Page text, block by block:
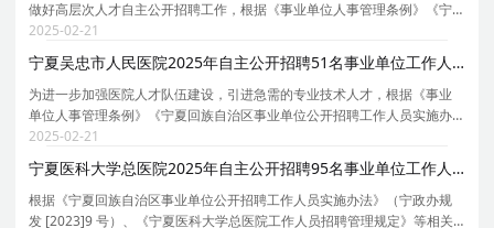
做好高层次人才自主公开招聘工作，根据《事业单位人事管理条例》《宁
夏回族自治区事业单位公开招聘工作人员实施办法》《关于进一步做好全
区事业单位自主公开招聘工作的通知》《医院引进高
2025-02-21
宁夏吴忠市人民医院2025年自主公开招聘51名事业单位工作人员公告
为进一步加强医院人才队伍建设，引进急需的专业技术人才，根据《事业
单位人事管理条例》《宁夏回族自治区事业单位公开招聘工作人员实施办
法》等有关规定，结合实际，现就吴忠市人民医院 2025 年自主公开招聘事
业单位工作人员有关事项公告如下。 一、基本情况
2025-02-21
宁夏医科大学总医院2025年自主公开招聘95名事业单位工作人员公告
根据《宁夏回族自治区事业单位公开招聘工作人员实施办法》（宁政办规
发 [2023]9 号）、《宁夏医科大学总医院工作人员招聘管理规定》等相关